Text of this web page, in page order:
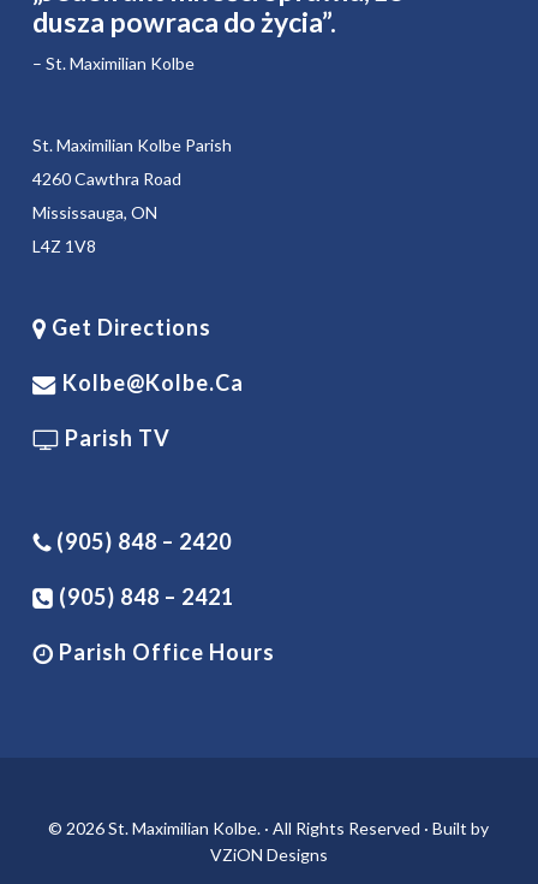
dusza powraca do życia”.
– St. Maximilian Kolbe
St. Maximilian Kolbe Parish
4260 Cawthra Road
Mississauga, ON
L4Z 1V8
Get Directions
Kolbe@kolbe.ca
Parish TV
(905) 848 – 2420
(905) 848 – 2421
Parish Office Hours
© 2026 St. Maximilian Kolbe. · All Rights Reserved · Built by
VZiON Designs